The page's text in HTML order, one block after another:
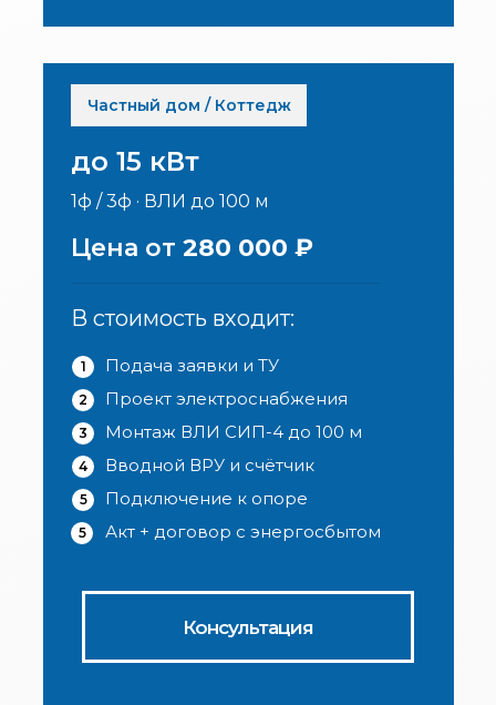
Цена от 280 000 ₽
до 15 кВт
Частный дом / Коттедж
В стоимость входит:
Подача заявки и ТУ
1
Проект электроснабжения
2
Монтаж ВЛИ СИП-4 до 100 м
3
Вводной ВРУ и счётчик
4
Подключение к опоре
5
Акт + договор с энергосбытом
5
1ф / 3ф · ВЛИ до 100 м
Консультация